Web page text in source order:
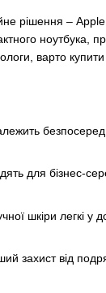
рішення –
ноутбука,
варто
для бізнес-
шкіри легкі у
захист від